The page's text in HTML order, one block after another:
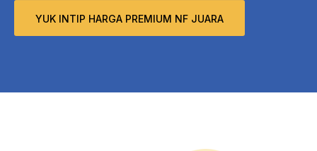
YUK INTIP HARGA PREMIUM NF JUARA